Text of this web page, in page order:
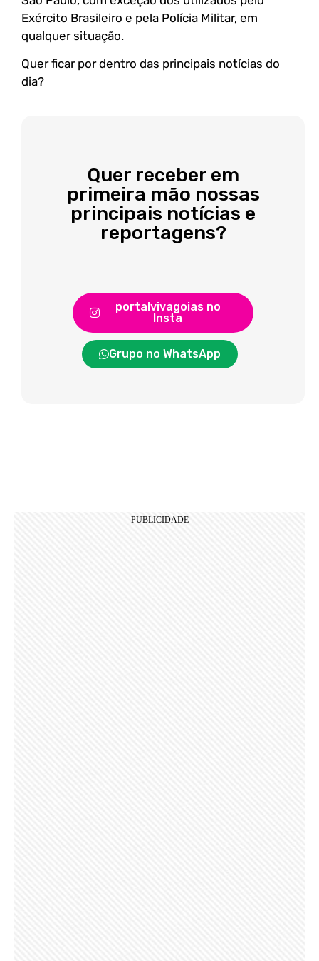
Exército Brasileiro e pela Polícia Militar, em
qualquer situação.
Quer ficar por dentro das principais notícias do
dia?
Quer receber em
primeira mão nossas
principais notícias e
reportagens?
portalvivagoias no
Insta
Grupo no WhatsApp